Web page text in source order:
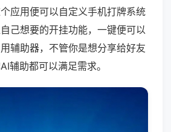
应用便可以自定义手机打牌系统
己想要的开挂功能，一键便可以
辅助器，不管你是想分享给好友
辅助都可以满足需求。